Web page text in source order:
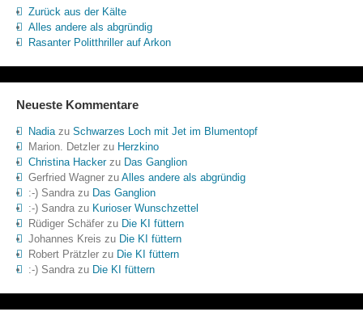
Zurück aus der Kälte
Alles andere als abgründig
Rasanter Politthriller auf Arkon
Neueste Kommentare
Nadiazu Schwarzes Loch mit Jet im Blumentopf
Marion. Detzlerzu Herzkino
Christina Hackerzu Das Ganglion
Gerfried Wagnerzu Alles andere als abgründig
:-) Sandrazu Das Ganglion
:-) Sandrazu Kurioser Wunschzettel
Rüdiger Schäferzu Die KI füttern
Johannes Kreis zu Die KI füttern
Robert Prätzlerzu Die KI füttern
:-) Sandrazu Die KI füttern